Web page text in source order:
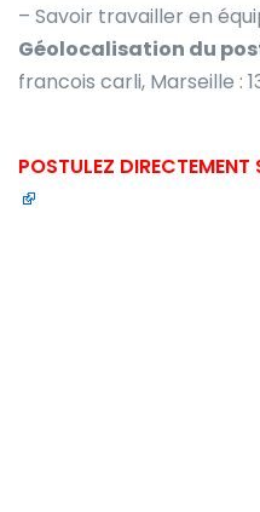
– Savoir travailler en
Géolocalisation du
francois carli, Marseille :
POSTULEZ DIRECTEMENT